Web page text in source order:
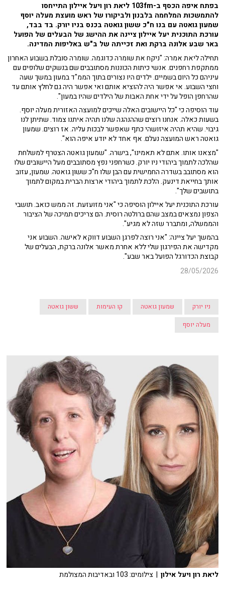
בפתח איפה הכסף ב-103fm ליאת רון ויעל איילון התייחסו
להתמשכות המלחמה בלבנון ולביקורו של ראש מועצת מעלה יוסף
שמעון גואטה עם בנו ח"כ ששון גואטה בכנס בניו יורק. בד בבד,
עורכת התוכנית יעל איילון ציינה את ההישג של הבעלים של הפועל
באר שבע אלונה ברקת ואת זכייתה של ב"ש באליפות המדינה.
תחילה ליאת אמרה: "ניקח את שומרה כדוגמה. שומרה סובלת בשבוע האחרון
ממתקפת רחפנים. אנשי כיתות הכוננות מסתובבים שם בנשקים שלופים עם
עיניהם כל היום בשמיים. ילדים היו נצורים בתוך הממ"ד במעון במשך שעה
וחצי השבוע. אי אפשר היה להוציא אותם ואי אפשר היה גם לחלץ אותם עד
שהרחפן הופל על ידי אחת האבות של הילדים שהיו במעון".
עוד הוסיפה כי "כל היישובים האלה שייכים למועצה האזורית מעלה יוסף.
בשעות כאלה. אנחנו רוצים שההנהגה שלנו תהיה איתנו צמוד. שתיתן לנו
גיבוי. שהיא תהיה איזושהי כתף שאפשר לבכות עליה. אז רוצים. שמעון
גואטה ראש המועצה נעלם. אף אחד לא יודע איפה הוא".
"מצאנו אותו. אתם לא תאמינו", בישרה. "שמעון גואטה הצטרף למשלחת
שהלכה לתמוך ביהודי ניו יורק. כשרחפני נפץ מסתובבים מעל היישובים שלו
הוא מסתובב בשדרה החמישית עם הבן שלו ח"כ ששון גואטה. שמעון, עזוב
אותך בחייאת דינעק. הלכת לתמוך ביהודי ארצות הברית במקום לתמוך
בתושבים שלך".
עורכת התוכנית יעל איילון הוסיפה כי "אני מזועזעת. זה ממש כואב. תושבי
הצפון נמצאים במצב שהם ברולטה רוסית. הם צריכים תמיכה של הציבור
והממשלה, ומתברר שזה לא מגיע".
בהמשך יעל ציינה: "אני רוצה לפרגן השבוע דווקא לאישה. השבוע אני
מקדישה את הפירגון שלי ללא אחרת מאשר אלונה ברקת, הבעלים של
קבוצת הכדורגל הפועל באר שבע".
28/05/2026
ניו יורק שמעון גואטה קו העימות
ששון גואטה
מעלה יוסף
ליאת רון ויעל אילון | צילומים: 103 ובאדיבות המצולמת